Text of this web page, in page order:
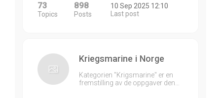
73
Topics
898
Posts
10 Sep 2025 12:10
Last post
Kriegsmarine i Norge
Kategorien "Krigsmarine" er en
fremstilling av de oppgaver den…